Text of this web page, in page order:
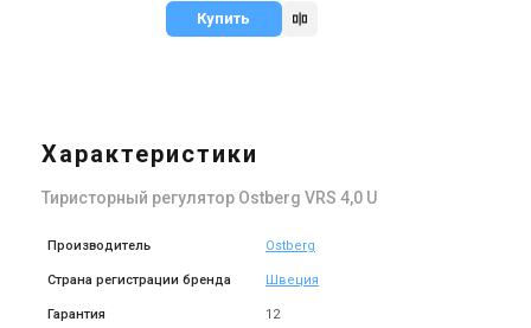
Купить
Характеристики
Тиристорный регулятор Ostberg VRS 4,0 U
Производитель Ostberg
Страна регистрации бренда Швеция
Гарантия 12